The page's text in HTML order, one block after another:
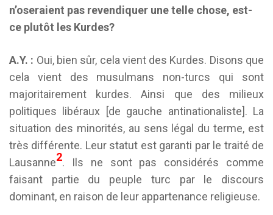
n’oseraient pas revendiquer une telle chose, est-
ce plutôt les Kurdes?
A.Y. : Oui, bien sûr, cela vient des Kurdes. Disons que
cela vient des musulmans non-turcs qui sont
majoritairement kurdes. Ainsi que des milieux
politiques libéraux [de gauche antinationaliste]. La
situation des minorités, au sens légal du terme, est
très différente. Leur statut est garanti par le traité de
Lausanne2. Ils ne sont pas considérés comme
faisant partie du peuple turc par le discours
dominant, en raison de leur appartenance religieuse.